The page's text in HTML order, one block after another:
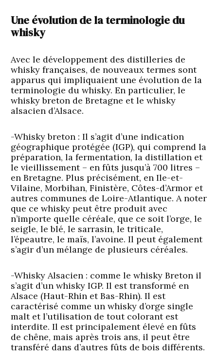
Une évolution de la terminologie du
whisky
Avec le développement des distilleries de
whisky françaises, de nouveaux termes sont
apparus qui impliquaient une évolution de la
terminologie du whisky. En particulier, le
whisky breton de Bretagne et le whisky
alsacien d’Alsace.
-Whisky breton : Il s’agit d’une indication
géographique protégée (IGP), qui comprend la
préparation, la fermentation, la distillation et
le vieillissement – en fûts jusqu’à 700 litres –
en Bretagne. Plus précisément, en Ile-et-
Vilaine, Morbihan, Finistère, Côtes-d’Armor et
autres communes de Loire-Atlantique. A noter
que ce whisky peut être produit avec
n’importe quelle céréale, que ce soit l’orge, le
seigle, le blé, le sarrasin, le triticale,
l’épeautre, le maïs, l’avoine. Il peut également
s’agir d’un mélange de plusieurs céréales.
-Whisky Alsacien : comme le whisky Breton il
s’agit d’un whisky IGP. Il est transformé en
Alsace (Haut-Rhin et Bas-Rhin). Il est
caractérisé comme un whisky d’orge single
malt et l’utilisation de tout colorant est
interdite. Il est principalement élevé en fûts
de chêne, mais après trois ans, il peut être
transféré dans d’autres fûts de bois différents.